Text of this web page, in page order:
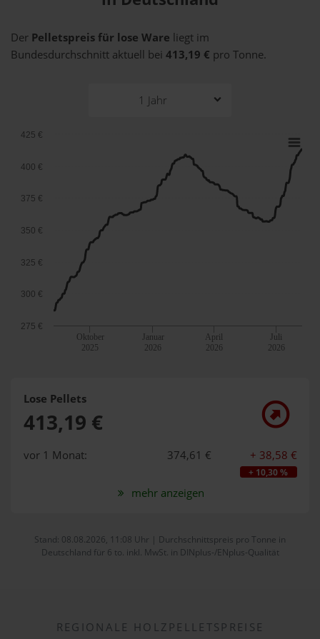
Der Pelletspreis für lose Ware liegt im
Bundesdurchschnitt aktuell bei 413,19 € pro Tonne.
Lose Pellets
413,19 €
vor 1 Monat: 374,61 € + 38,58 €
+ 10,30 %
mehr anzeigen
1 Jahr
Oktober
2025
Januar
2026
April
2026
Juli
2026
275 €
300 €
325 €
350 €
375 €
400 €
425 €
Stand: 08.08.2026, 11:08 Uhr | Durchschnittspreis pro Tonne in
Deutschland für 6 to. inkl. MwSt. in DINplus-/ENplus-Qualität
REGIONALE HOLZPELLETSPREISE